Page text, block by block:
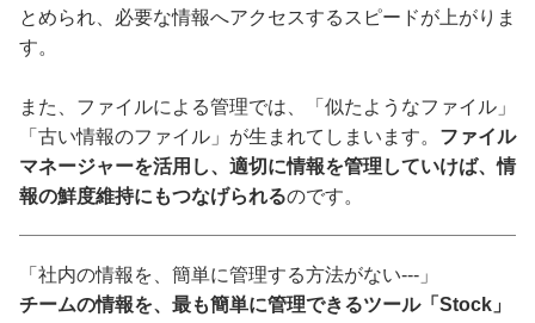
とめられ、必要な情報へアクセスするスピードが上がりま
す。
また、ファイルによる管理では、「似たようなファイル」
「古い情報のファイル」が生まれてしまいます。 ファイル
マネージャーを活用し、適切に情報を管理していけば、情
報の鮮度維持にもつなげられるのです。
「社内の情報を、簡単に管理する方法がない---」
チームの情報を、最も簡単に管理できるツール「Stock」